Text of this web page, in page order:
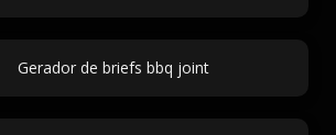
Gerador de briefs bbq joint